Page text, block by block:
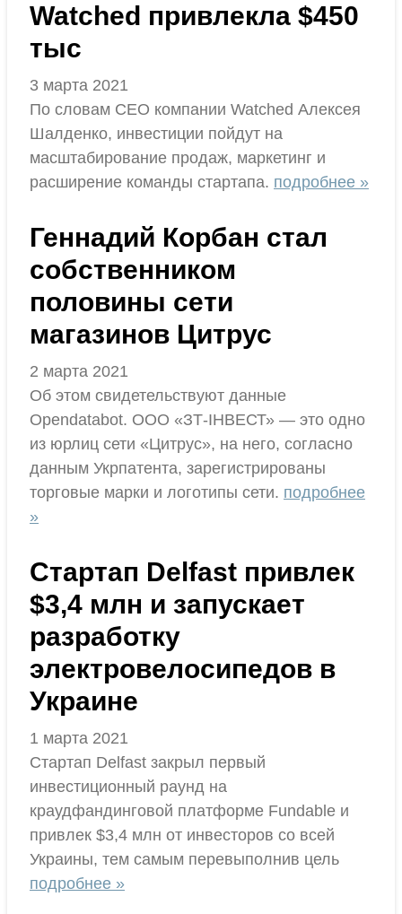
Watched привлекла $450
тыс
3 марта 2021
По словам CEO компании Watched Алексея
Шалденко, инвестиции пойдут на
масштабирование продаж, маркетинг и
расширение команды стартапа. подробнее »
Геннадий Корбан стал
собственником
половины сети
магазинов Цитрус
2 марта 2021
Об этом свидетельствуют данные
Opendatabot. ООО «ЗТ-ІНВЕСТ» — это одно
из юрлиц сети «Цитрус», на него, согласно
данным Укрпатента, зарегистрированы
торговые марки и логотипы сети. подробнее
»
Стартап Delfast привлек
$3,4 млн и запускает
разработку
электровелосипедов в
Украине
1 марта 2021
Стартап Delfast закрыл первый
инвестиционный раунд на
краудфандинговой платформе Fundable и
привлек $3,4 млн от инвесторов со всей
Украины, тем самым перевыполнив цель
подробнее »